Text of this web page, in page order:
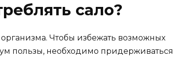
сало?
Чтобы избежать возможных
пользы, необходимо придерживаться